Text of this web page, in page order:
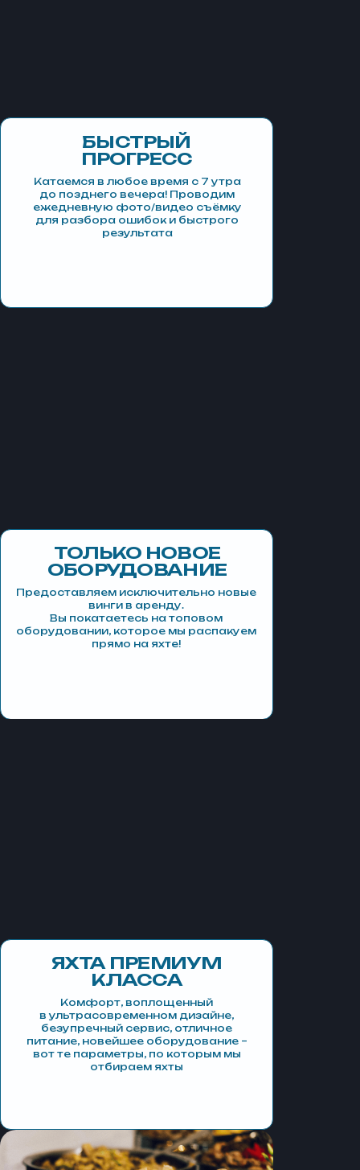
БЫСТРЫЙ
ПРОГРЕСС
Катаемся в любое время c 7 утра
до позднего вечера! Проводим
ежедневную фото/видео съёмку
для разбора ошибок и быстрого
результата
ТОЛЬКО НОВОЕ
ОБОРУДОВАНИЕ
Предоставляем исключительно новые
винги в аренду.
Вы покатаетесь на топовом
оборудовании, которое мы распакуем
прямо на яхте!
ЯХТА ПРЕМИУМ
КЛАССА
Комфорт, воплощенный
в ультрасовременном дизайне,
безупречный сервис, отличное
питание, новейшее оборудование –
вот те параметры, по которым мы
отбираем яхты